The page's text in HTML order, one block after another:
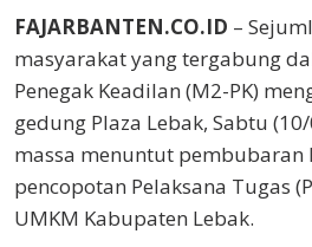
FAJARBANTEN.CO.ID –
masyarakat yang tergabung
Penegak Keadilan (M2-PK)
gedung Plaza Lebak, Sabtu
massa menuntut pembubaran
pencopotan Pelaksana Tugas
UMKM Kabupaten Lebak.